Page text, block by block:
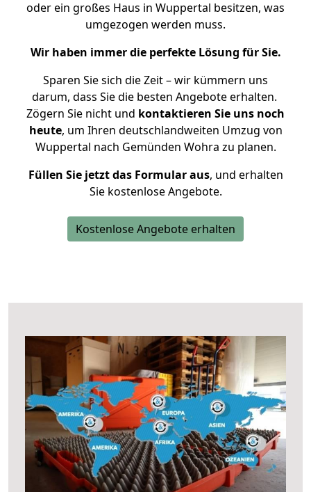
oder ein großes Haus in Wuppertal besitzen, was
umgezogen werden muss.
Wir haben immer die perfekte Lösung für Sie.
Sparen Sie sich die Zeit – wir kümmern uns
darum, dass Sie die besten Angebote erhalten.
Zögern Sie nicht und kontaktieren Sie uns noch
heute, um Ihren deutschlandweiten Umzug von
Wuppertal nach Gemünden Wohra zu planen.
Füllen Sie jetzt das Formular aus, und erhalten
Sie kostenlose Angebote.
Kostenlose Angebote erhalten